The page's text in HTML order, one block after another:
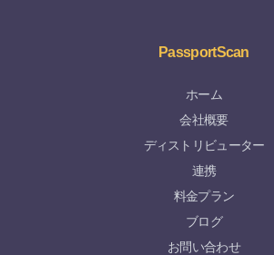
PassportScan
ホーム
会社概要
ディストリビューター
連携
料金プラン
ブログ
お問い合わせ